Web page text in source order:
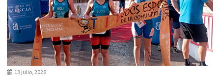
13 julio, 2026